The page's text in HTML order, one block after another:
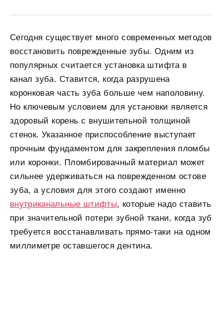
Сегодня существует много современных методов
восстановить поврежденные зубы. Одним из
популярных считается установка штифта в
канал зуба. Ставится, когда разрушена
коронковая часть зуба больше чем наполовину.
Но ключевым условием для установки является
здоровый корень с внушительной толщиной
стенок. Указанное приспособление выступает
прочным фундаментом для закрепления пломбы
или коронки. Пломбировачный материал может
сильнее удерживаться на поврежденном остове
зуба, а условия для этого создают именно
внутриканальные штифты, которые надо ставить
при значительной потери зубной ткани, когда зуб
требуется восстанавливать прямо-таки на одном
миллиметре оставшегося дентина.